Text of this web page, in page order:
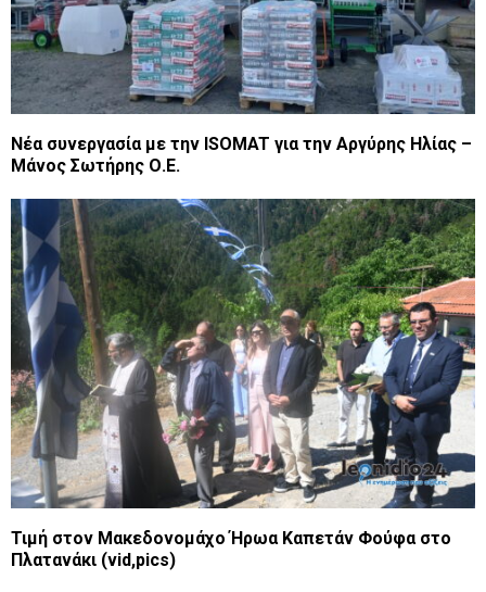
Νέα συνεργασία με την ISOMAT για την Αργύρης Ηλίας –
Μάνος Σωτήρης Ο.Ε.
Τιμή στον Μακεδονομάχο Ήρωα Καπετάν Φούφα στο
Πλατανάκι (vid,pics)